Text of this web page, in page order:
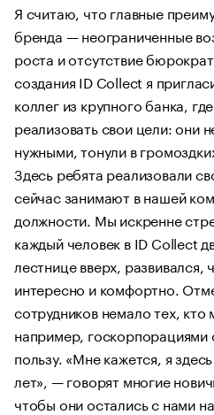
Я считаю, что главные
бренда — неограниченные
роста и отсутствие
создания ID Collect я
коллег из крупного банка,
реализовать свои цели: они
нужными, тонули в
Здесь ребята реализовали
сейчас занимают в нашей
должности. Мы искренне
каждый человек в ID Сollect
лестнице вверх,
интересно и комфортно.
сотрудников немало тех,
например,
пользу. «Мне кажется, я
лет», — говорят многие
чтобы они остались с нами